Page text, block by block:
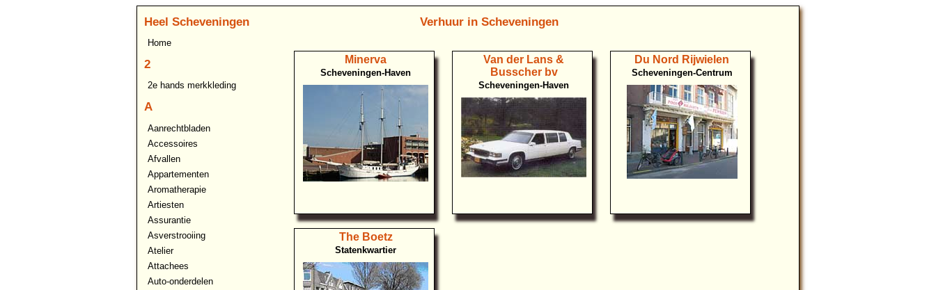
Heel Scheveningen
Home
2
2e hands merkkleding
A
Aanrechtbladen
Accessoires
Afvallen
Appartementen
Aromatherapie
Artiesten
Assurantie
Asverstrooiing
Atelier
Attachees
Auto-onderdelen
Verhuur in Scheveningen
Minerva
Scheveningen-Haven
Van der Lans &
Busscher bv
Scheveningen-Haven
Du Nord Rijwielen
Scheveningen-Centrum
The Boetz
Statenkwartier